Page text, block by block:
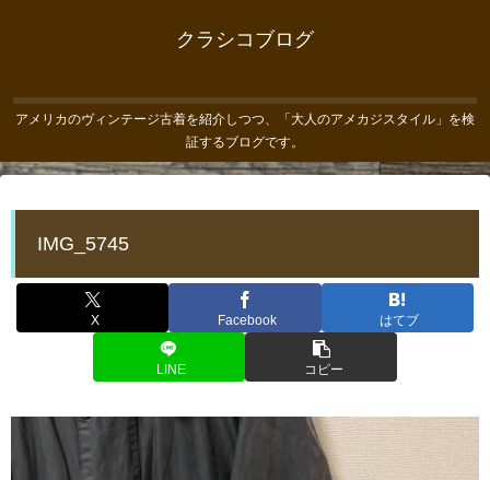
クラシコブログ
アメリカのヴィンテージ古着を紹介しつつ、「大人のアメカジスタイル」を検
証するブログです。
IMG_5745
X Facebook はてブ
LINE コピー